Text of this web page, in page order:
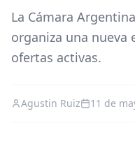
La Cámara
organiza una nueva
ofertas activas.
Agustin Ruiz 11 de